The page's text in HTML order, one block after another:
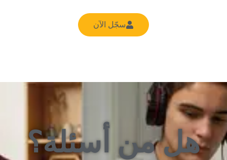
سجّل الآن
هل من أسئلة؟